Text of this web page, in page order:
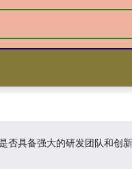
否具备强大的研发团队和创